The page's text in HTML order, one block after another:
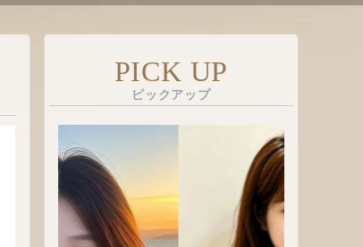
ピックアップ
PICK UP